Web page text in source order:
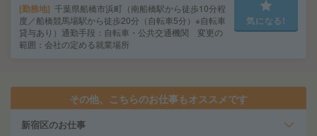
勤務地 千葉県船橋市浜町（南船橋駅から徒歩10分程
度／船橋競馬場駅から徒歩20分（自転車5分）※自転車
貸与あり）通勤手段：自転車・公共交通機関 変更の
範囲：会社の定める就業場所
気になる!
その他、こちらのお仕事もオススメです
新宿区のお仕事